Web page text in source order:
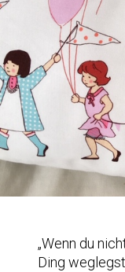
„Wenn du
Ding